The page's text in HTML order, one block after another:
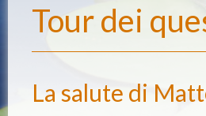
Tour dei
La salute di